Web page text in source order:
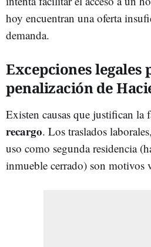
hoy encuentran una oferta
demanda.
Excepciones legales
penalización de
Existen causas que justifican la
recargo. Los traslados
uso como segunda residencia
inmueble cerrado) son motivos